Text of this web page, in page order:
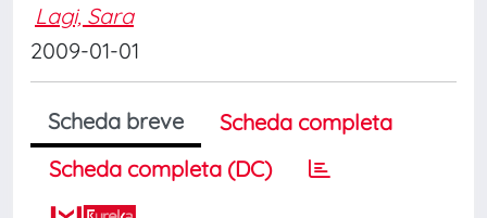
Lagi, Sara
2009-01-01
Scheda breve
Scheda completa
Scheda completa (DC)